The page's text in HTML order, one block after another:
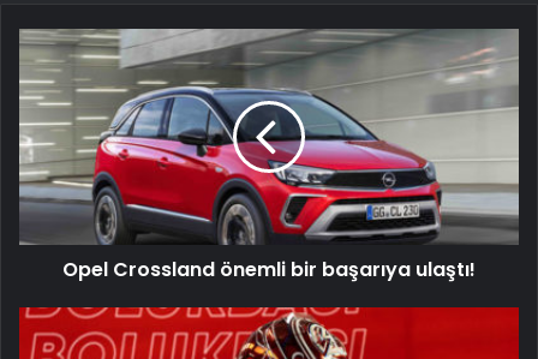
Opel
Crossland
önemli
başarıya
ulaştı!
Opel Crossland önemli bir başarıya ulaştı!
Cem
Bölükbaşı,